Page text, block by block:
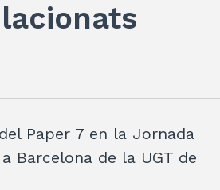
Paper 7 en la Jornada
Barcelona de la UGT de